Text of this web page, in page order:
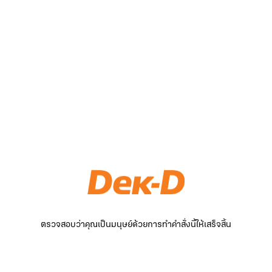
ตรวจสอบว่าคุณเป็นมนุษย์ด้วยการทำคำสั่งนี้ให้เสร็จสิ้น